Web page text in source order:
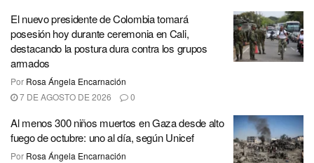
El nuevo presidente de Colombia tomará
posesión hoy durante ceremonia en Cali,
destacando la postura dura contra los grupos
armados
Por Rosa Ángela Encarnación
7 DE AGOSTO DE 2026
0
Al menos 300 niños muertos en Gaza desde alto
fuego de octubre: uno al día, según Unicef
Por Rosa Ángela Encarnación